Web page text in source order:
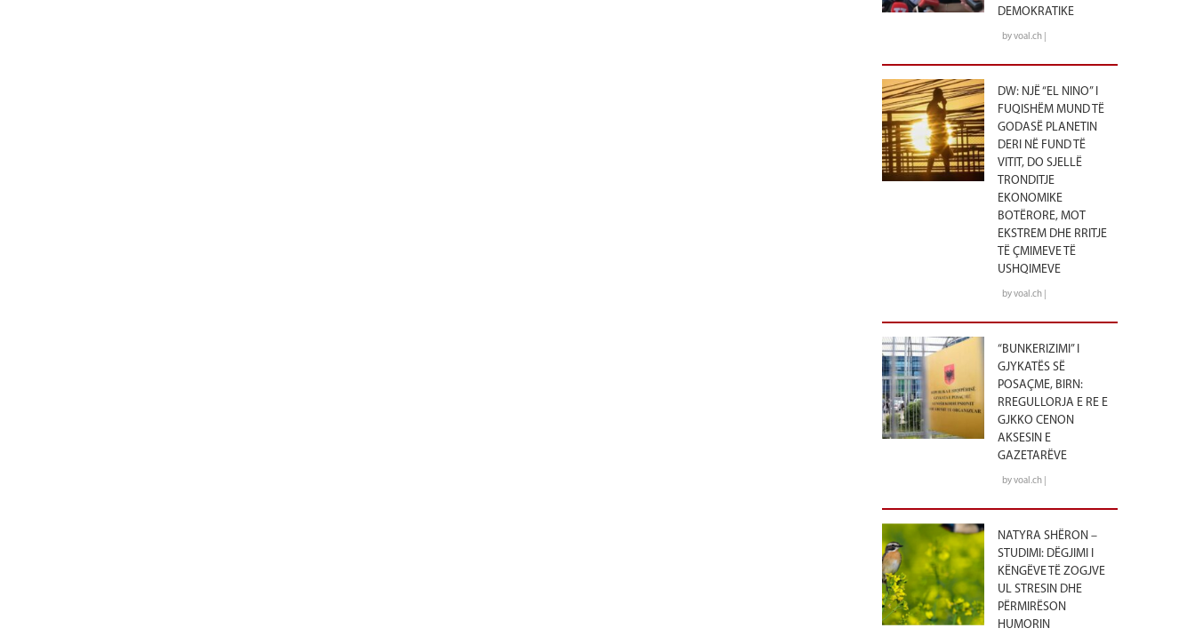
DEMOKRATIKE
by voal.ch |
DW: NJË “EL NINO” I
FUQISHËM MUND TË
GODASË PLANETIN
DERI NË FUND TË
VITIT, DO SJELLË
TRONDITJE
EKONOMIKE
BOTËRORE, MOT
EKSTREM DHE RRITJE
TË ÇMIMEVE TË
USHQIMEVE
by voal.ch |
“BUNKERIZIMI” I
GJYKATËS SË
POSAÇME, BIRN:
RREGULLORJA E RE E
GJKKO CENON
AKSESIN E
GAZETARËVE
by voal.ch |
NATYRA SHËRON –
STUDIMI: DËGJIMI I
KËNGËVE TË ZOGJVE
UL STRESIN DHE
PËRMIRËSON
HUMORIN